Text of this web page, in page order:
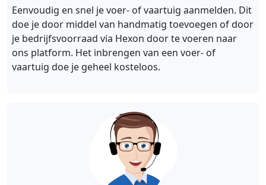
Eenvoudig en snel je voer- of vaartuig aanmelden. Dit
doe je door middel van handmatig toevoegen of door
je bedrijfsvoorraad via Hexon door te voeren naar
ons platform. Het inbrengen van een voer- of
vaartuig doe je geheel kosteloos.